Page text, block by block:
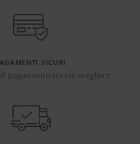
SICURI
pagamento tra cui scegliere